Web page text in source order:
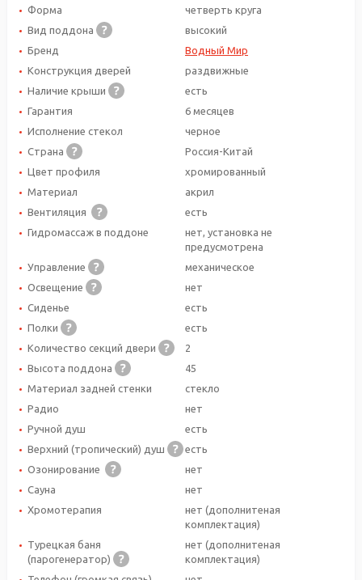
Форма
четверть круга
Вид поддона
высокий
Бренд
Водный Мир
Конструкция дверей
раздвижные
Наличие крыши
есть
Гарантия
6 месяцев
Исполнение стекол
черное
Страна
Россия-Китай
Цвет профиля
хромированный
Материал
акрил
Вентиляция
есть
Гидромассаж в поддоне
нет, установка не
предусмотрена
Управление
механическое
Освещение
нет
Сиденье
есть
Полки
есть
Количество секций двери
2
Высота поддона
45
Материал задней стенки
стекло
Радио
нет
Ручной душ
есть
Верхний (тропический) душ
есть
Озонирование
нет
Сауна
нет
Хромотерапия
нет (дополнитеная
комплектация)
Турецкая баня
(парогенератор)
нет (дополнитеная
комплектация)